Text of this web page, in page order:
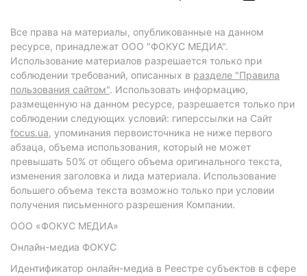
Все права на материалы, опубликованные на данном
ресурсе, принадлежат ООО "ФОКУС МЕДИА".
Использование материалов разрешается только при
соблюдении требований, описанных в разделе "Правила
пользования сайтом". Использовать информацию,
размещенную на данном ресурсе, разрешается только при
соблюдении следующих условий: гиперссылки на Сайт
focus.ua, упоминания первоисточника не ниже первого
абзаца, объема использования, который не может
превышать 50% от общего объема оригинального текста,
изменения заголовка и лида материала. Использование
большего объема текста возможно только при условии
получения письменного разрешения Компании.
ООО «ФОКУС МЕДИА»
Онлайн-медиа ФОКУС
Идентификатор онлайн-медиа в Реестре субъектов в сфере